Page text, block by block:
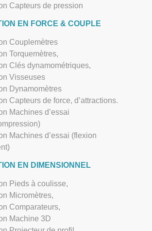
Capteurs de pression
EN FORCE & COUPLE
Couplemètres
Torquemètres,
Clés dynamométriques,
Visseuses
Dynamomètres
Capteurs de force, d’attractions.
Machines d’essai
Machines d’essai (flexion
EN DIMENSIONNEL
Pieds à coulisse,
Micromètres,
Comparateurs,
Machine 3D